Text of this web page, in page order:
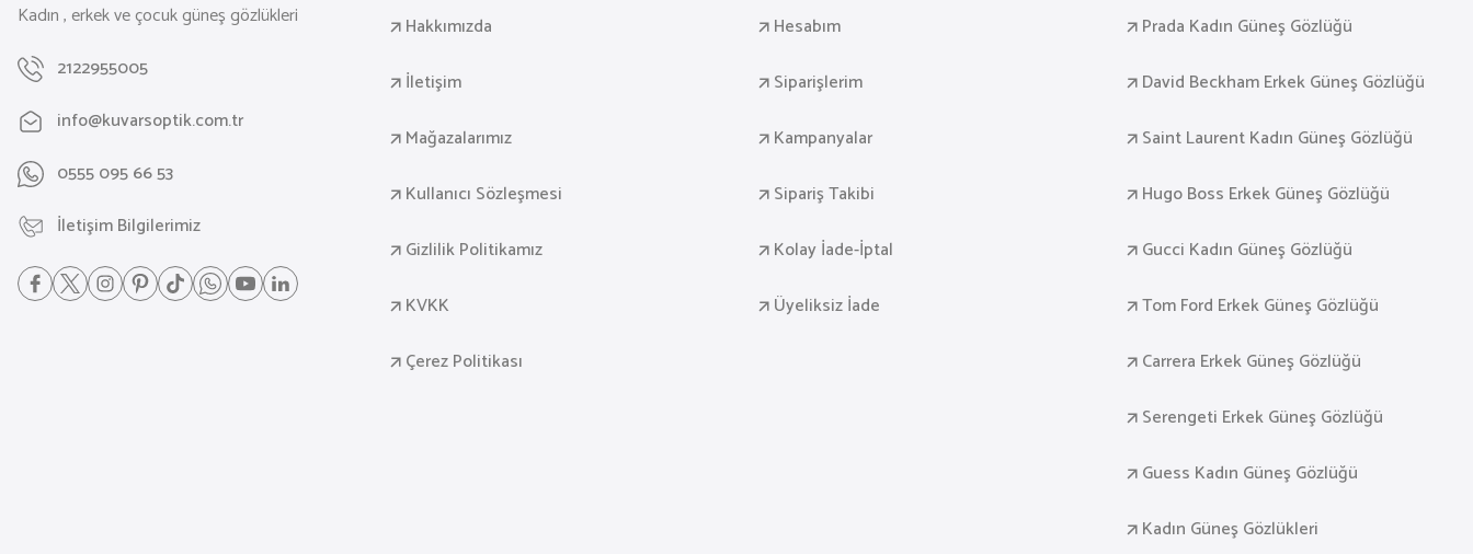
Kadın , erkek ve çocuk güneş gözlükleri
2122955005
info@kuvarsoptik.com.tr
0555 095 66 53
İletişim Bilgilerimiz
Hakkımızda
İletişim
Mağazalarımız
Kullanıcı Sözleşmesi
Gizlilik Politikamız
KVKK
Çerez Politikası
Hesabım
Siparişlerim
Kampanyalar
Sipariş Takibi
Kolay İade-İptal
Üyeliksiz İade
Prada Kadın Güneş Gözlüğü
David Beckham Erkek Güneş Gözlüğü
Saint Laurent Kadın Güneş Gözlüğü
Hugo Boss Erkek Güneş Gözlüğü
Gucci Kadın Güneş Gözlüğü
Tom Ford Erkek Güneş Gözlüğü
Carrera Erkek Güneş Gözlüğü
Serengeti Erkek Güneş Gözlüğü
Guess Kadın Güneş Gözlüğü
Kadın Güneş Gözlükleri